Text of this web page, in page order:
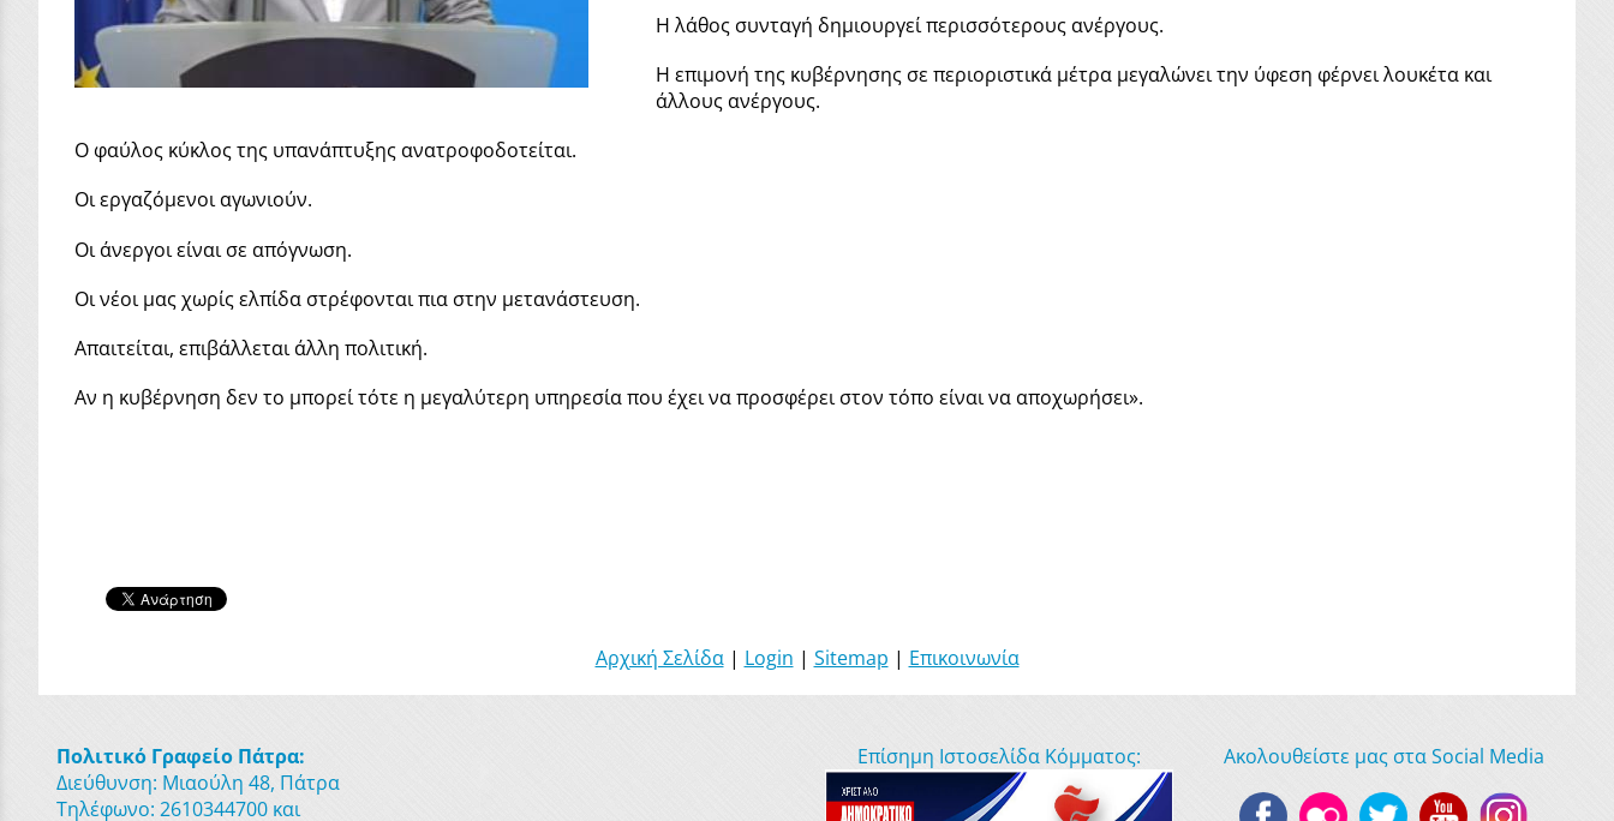
Η λάθος συνταγή δημιουργεί περισσότερους ανέργους.
Η επιμονή της κυβέρνησης σε περιοριστικά μέτρα μεγαλώνει την ύφεση φέρνει λουκέτα και
άλλους ανέργους.
Ο φαύλος κύκλος της υπανάπτυξης ανατροφοδοτείται.
Οι εργαζόμενοι αγωνιούν.
Οι άνεργοι είναι σε απόγνωση.
Οι νέοι μας χωρίς ελπίδα στρέφονται πια στην μετανάστευση.
Απαιτείται, επιβάλλεται άλλη πολιτική.
Αν η κυβέρνηση δεν το μπορεί τότε η μεγαλύτερη υπηρεσία που έχει να προσφέρει στον τόπο είναι να αποχωρήσει».
Αρχική Σελίδα| Login | Sitemap | Επικοινωνία
Πολιτικό Γραφείο Πάτρα:
Διεύθυνση: Μιαούλη 48, Πάτρα
Τηλέφωνο: 2610344700 και
Επίσημη Ιστοσελίδα Κόμματος: Ακολουθείστε μας στα Social Media